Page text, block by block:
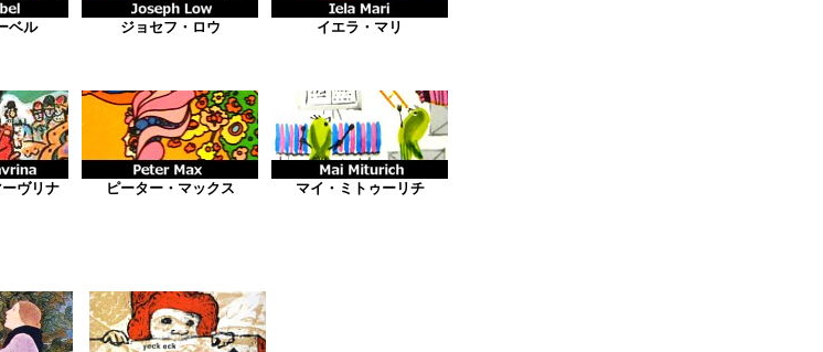
ベル ジョセフ・ロウ イエラ・マリ
ヴリナ ピーター・マックス マイ・ミトゥーリチ